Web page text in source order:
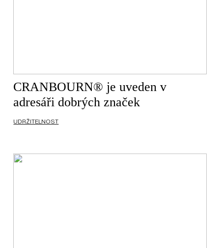
CRANBOURN® je uveden v
adresáři dobrých značek
UDRŽITELNOST